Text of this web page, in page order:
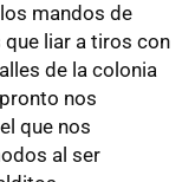
mandos de
liar a tiros con
de la colonia
nos
que nos
al ser